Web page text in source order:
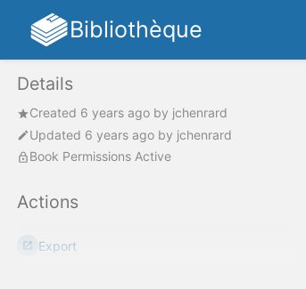
Bibliothèque
Details
Created 6 years ago by jchenrard
Updated 6 years ago by jchenrard
Book Permissions Active
Actions
Export